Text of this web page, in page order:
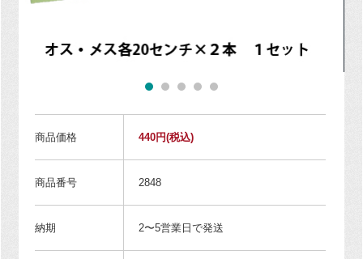
商品価格 440円(税込)
商品番号 2848
納期 2〜5営業日で発送